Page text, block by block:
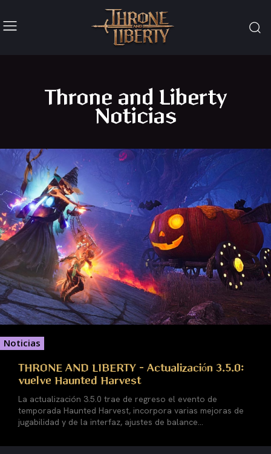
Throne and Liberty
Noticias
Noticias
THRONE AND LIBERTY – Actualización 3.5.0:
vuelve Haunted Harvest
La actualización 3.5.0 trae de regreso el evento de
temporada Haunted Harvest, incorpora varias mejoras de
jugabilidad y de la interfaz, ajustes de balance...